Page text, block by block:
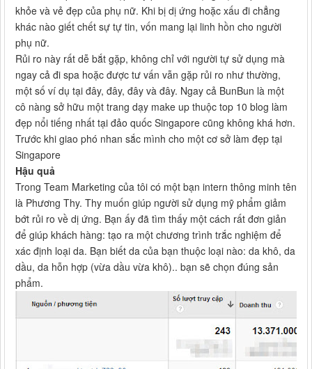
khỏe và vẻ đẹp của phụ nữ. Khi bị dị ứng hoặc xấu đi chẳng
khác nào giết chết sự tự tin, vốn mang lại linh hồn cho người
phụ nữ.
Rủi ro này rất dễ bắt gặp, không chỉ với người tự sử dụng mà
ngay cả đi spa hoặc được tư vấn vẫn gặp rủi ro như thường,
một số ví dụ tại đây, đây, đây và đây. Ngay cả BunBun là một
cô nàng sở hữu một trang dạy make up thuộc top 10 blog làm
đẹp nổi tiếng nhất tại đảo quốc Singapore cũng không khá hơn.
Trước khi giao phó nhan sắc mình cho một cơ sở làm đẹp tại
Singapore
Hậu quả
Trong Team Marketing của tôi có một bạn intern thông minh tên
là Phương Thy. Thy muốn giúp người sử dụng mỹ phẩm giảm
bớt rủi ro về dị ứng. Bạn ấy đã tìm thấy một cách rất đơn giản
để giúp khách hàng: tạo ra một chương trình trắc nghiệm để
xác định loại da. Bạn biết da của bạn thuộc loại nào: da khô, da
dầu, da hỗn hợp (vừa dầu vừa khô).. bạn sẽ chọn đúng sản
phẩm.